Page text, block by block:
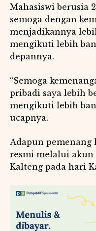
Mahasiswi berusia
semoga dengan
menjadikannya
mengikuti lebih
depannya.
“Semoga
pribadi saya lebih
mengikuti lebih
ucapnya.
Adapun pemenang
resmi melalui akun
Kalteng pada hari